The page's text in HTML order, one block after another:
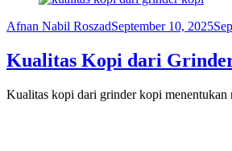
Afnan Nabil RoszadSeptember 10, 2025
Kualitas Kopi dari
Kualitas kopi dari grinder kopi menentukan